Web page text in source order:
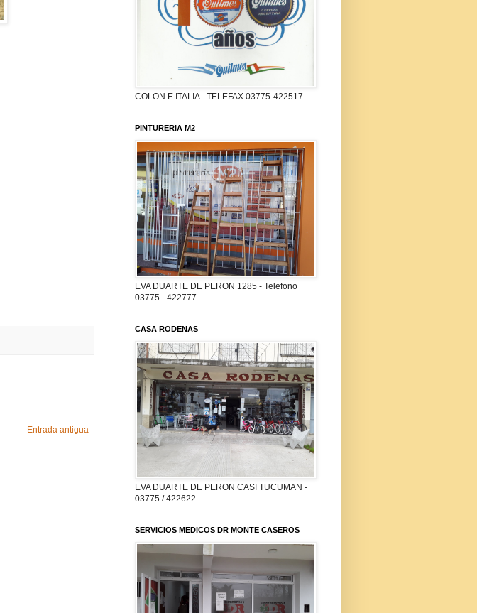
Entrada antigua
COLON E ITALIA - TELEFAX 03775-422517
PINTURERIA M2
EVA DUARTE DE PERON 1285 - Telefono
03775 - 422777
CASA RODENAS
EVA DUARTE DE PERON CASI TUCUMAN -
03775 / 422622
SERVICIOS MEDICOS DR MONTE CASEROS